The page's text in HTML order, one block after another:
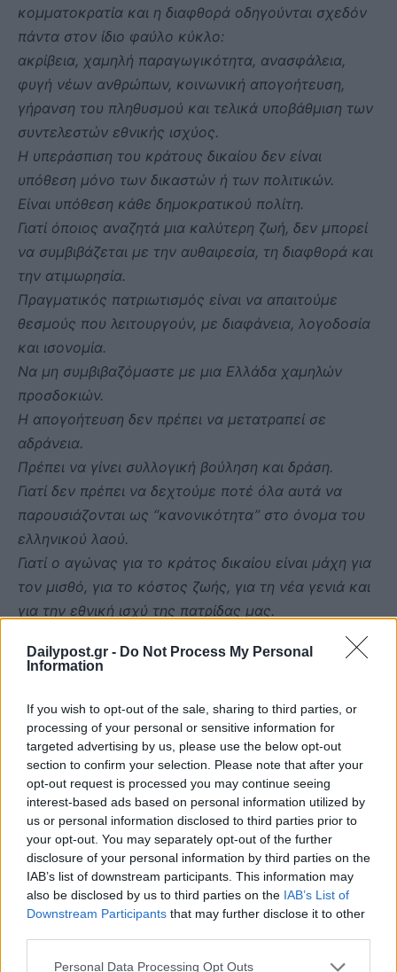
Dailypost.gr - Do Not Process My Personal
Information
If you wish to opt-out of the sale, sharing to third parties, or
processing of your personal or sensitive information for
targeted advertising by us, please use the below opt-out
section to confirm your selection. Please note that after your
opt-out request is processed you may continue seeing
interest-based ads based on personal information utilized by
us or personal information disclosed to third parties prior to
your opt-out. You may separately opt-out of the further
disclosure of your personal information by third parties on the
IAB’s list of downstream participants. This information may
also be disclosed by us to third parties on the IAB’s List of
Downstream Participants that may further disclose it to other
Personal Data Processing Opt Outs
κομματοκρατία και η διαφθορά οδηγούνται σχεδόν
πάντα στον ίδιο φαύλο κύκλο:
ακρίβεια, χαμηλή παραγωγικότητα, ανασφάλεια,
φυγή νέων ανθρώπων, κοινωνική απογοήτευση,
γήρανση του πληθυσμού και τελικά υποβάθμιση των
συντελεστών εθνικής ισχύος.
Η υπεράσπιση του κράτους δικαίου δεν είναι
υπόθεση μόνο των δικαστών ή των πολιτικών.
Είναι υπόθεση κάθε δημοκρατικού πολίτη.
Γιατί όποιος αναζητά μια καλύτερη ζωή, δεν μπορεί
να συμβιβάζεται με την αυθαιρεσία, τη διαφθορά και
την ατιμωρησία.
Πραγματικός πατριωτισμός είναι να απαιτούμε
θεσμούς που λειτουργούν, με διαφάνεια, λογοδοσία
και ισονομία.
Να μη συμβιβαζόμαστε με μια Ελλάδα χαμηλών
προσδοκιών.
Η απογοήτευση δεν πρέπει να μετατραπεί σε
αδράνεια.
Πρέπει να γίνει συλλογική βούληση και δράση.
Γιατί δεν πρέπει να δεχτούμε ποτέ όλα αυτά να
παρουσιάζονται ως “κανονικότητα” στο όνομα του
ελληνικού λαού.
Γιατί ο αγώνας για το κράτος δικαίου είναι μάχη για
τον μισθό, για το κόστος ζωής, για τη νέα γενιά και
για την εθνική ισχύ της πατρίδας μας.
Και αυτή τη μάχη θα τη δώσουμε μαζί.